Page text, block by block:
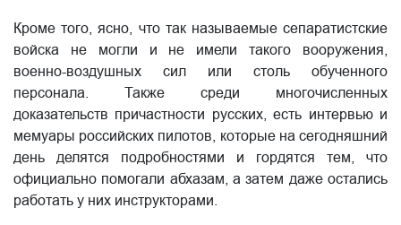
Кроме того, ясно, что так называемые сепаратистские
войска не могли и не имели такого вооружения,
военно-воздушных сил или столь обученного
персонала. Также среди многочисленных
доказательств причастности русских, есть интервью и
мемуары российских пилотов, которые на сегодняшний
день делятся подробностями и гордятся тем, что
официально помогали абхазам, а затем даже остались
работать у них инструкторами.